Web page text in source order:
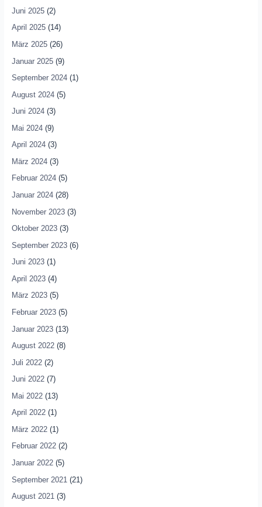
Juni 2025(2)
April 2025(14)
März 2025(26)
Januar 2025(9)
September 2024(1)
August 2024(5)
Juni 2024(3)
Mai 2024(9)
April 2024(3)
März 2024(3)
Februar 2024(5)
Januar 2024(28)
November 2023(3)
Oktober 2023(3)
September 2023(6)
Juni 2023(1)
April 2023(4)
März 2023(5)
Februar 2023(5)
Januar 2023(13)
August 2022(8)
Juli 2022(2)
Juni 2022(7)
Mai 2022(13)
April 2022(1)
März 2022(1)
Februar 2022(2)
Januar 2022(5)
September 2021 (21)
August 2021(3)